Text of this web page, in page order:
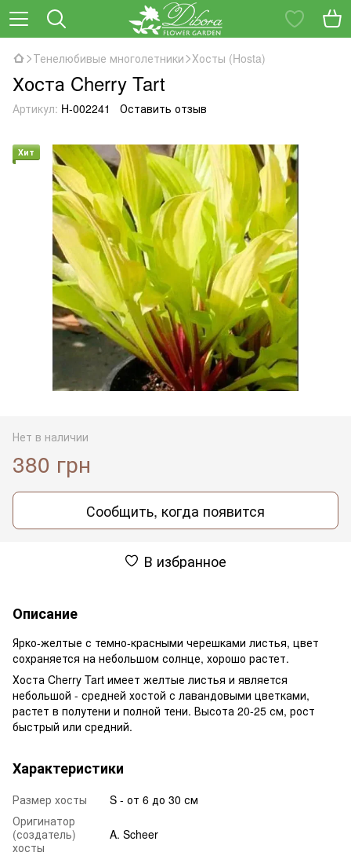
Тенелюбивые многолетники Хосты (Hosta)
Хоста Cherry Tart
Артикул: H-002241 Оставить отзыв
Хит
Нет в наличии
380 грн
Сообщить, когда появится
В избранное
Описание
Ярко-желтые с темно-красными черешками листья, цвет
сохраняется на небольшом солнце, хорошо растет.
Хоста Cherry Tart имеет желтые листья и является
небольшой - средней хостой с лавандовыми цветками,
растет в полутени и полной тени. Высота 20-25 см, рост
быстрый или средний.
Характеристики
Размер хосты
S - от 6 до 30 см
Оригинатор
(создатель)
хосты
A. Scheer